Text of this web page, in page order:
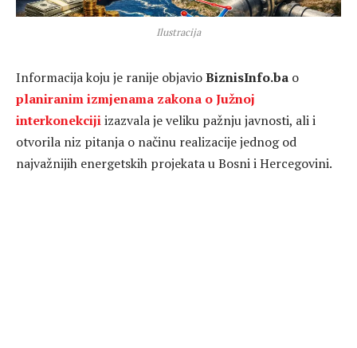
Ilustracija
Informacija koju je ranije objavioBiznisInfo.ba o
planiranim izmjenama zakona o Južnoj
interkonekcijiizazvala je veliku pažnju javnosti, ali i
otvorila niz pitanja o načinu realizacije jednog od
najvažnijih energetskih projekata u Bosni i Hercegovini.